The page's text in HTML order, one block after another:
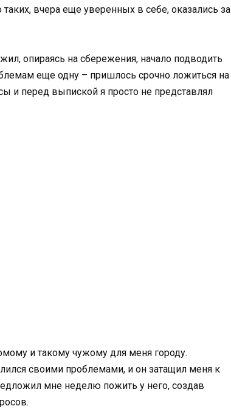
вчера еще уверенных в себе, оказались за
опираясь на сбережения, начало подводить
еще одну – пришлось срочно ложиться на
и перед выпиской я просто не представлял
и такому чужому для меня городу.
своими проблемами, и он затащил меня к
мне неделю пожить у него, создав